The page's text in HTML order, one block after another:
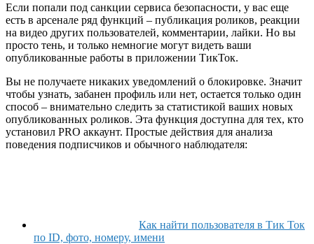
Если попали под санкции сервиса безопасности, у вас еще
есть в арсенале ряд функций – публикация роликов, реакции
на видео других пользователей, комментарии, лайки. Но вы
просто тень, и только немногие могут видеть ваши
опубликованные работы в приложении ТикТок.
Вы не получаете никаких уведомлений о блокировке. Значит
чтобы узнать, забанен профиль или нет, остается только один
способ – внимательно следить за статистикой ваших новых
опубликованных роликов. Эта функция доступна для тех, кто
установил PRO аккаунт. Простые действия для анализа
поведения подписчиков и обычного наблюдателя:
Как найти пользователя в Тик Ток
по ID, фото, номеру, имени